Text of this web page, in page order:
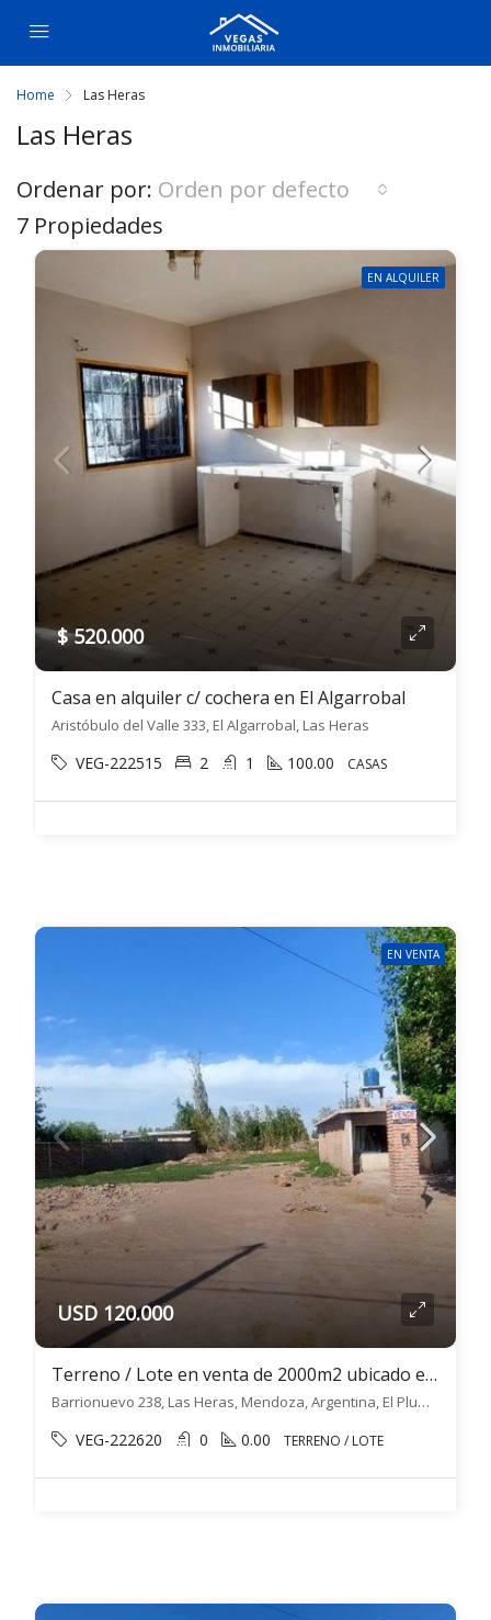
Home Las Heras
Las Heras
7 Propiedades
Ordenar por: Orden por defecto
EN ALQUILER
$ 520.000
Casa en alquiler c/ cochera en El Algarrobal
Aristóbulo del Valle 333, El Algarrobal, Las Heras
VEG-222515 2 1 100.00 CASAS
EN VENTA
USD 120.000
Terreno / Lote en venta de 2000m2 ubicado en El Plumerillo
Barrionuevo 238, Las Heras, Mendoza, Argentina, El Plumerillo, Las Heras
VEG-222620 0 0.00 TERRENO / LOTE